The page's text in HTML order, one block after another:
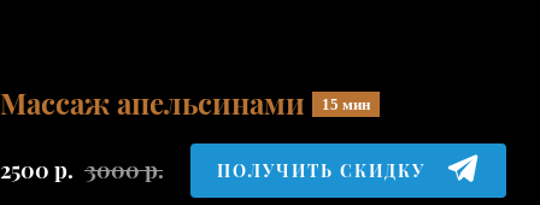
Массаж апельсинами 15 мин
2500 р. 3000р. ПОЛУЧИТЬ СКИДКУ